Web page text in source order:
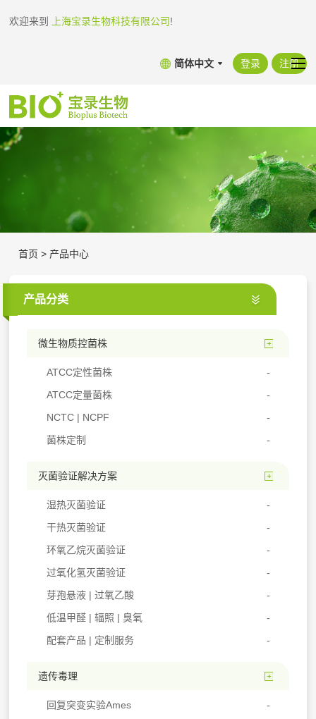
欢迎来到 上海宝录生物科技有限公司!
简体中文 登录 注册
首页 > 产品中心
产品分类
微生物质控菌株
ATCC定性菌株
ATCC定量菌株
NCTC | NCPF
菌株定制
灭菌验证解决方案
湿热灭菌验证
干热灭菌验证
环氧乙烷灭菌验证
过氧化氢灭菌验证
芽孢悬液 | 过氧乙酸
低温甲醛 | 辐照 | 臭氧
配套产品 | 定制服务
遗传毒理
回复突变实验Ames